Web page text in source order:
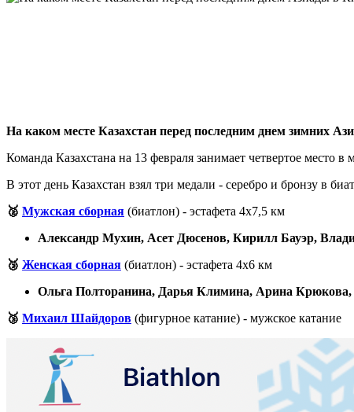
На каком месте Казахстан перед последним днем зимних
Команда Казахстана на 13 февраля занимает четвертое место
В этот день Казахстан взял три медали - серебро и бронзу в
🥈 Мужская сборная (биатлон) - эстафета 4х7,5 км
Александр Мухин, Асет Дюсенов, Кирилл Бауэр,
🥉 Женская сборная (биатлон) - эстафета 4х6 км
Ольга Полторанина, Дарья Климина, Арина Крюкова,
🥉 Михаил Шайдоров (фигурное катание) - мужское катание